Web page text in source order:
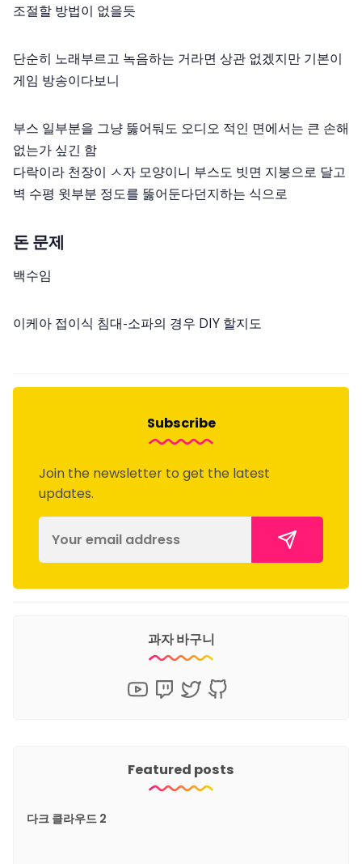
조절할 방법이 없을듯
단순히 노래부르고 녹음하는 거라면 상관 없겠지만 기본이
게임 방송이다보니
부스 일부분을 그냥 뚫어둬도 오디오 적인 면에서는 큰 손해
없는가 싶긴 함
다락이라 천장이 ㅅ자 모양이니 부스도 빗면 지붕으로 달고
벽 수평 윗부분 정도를 뚫어둔다던지하는 식으로
돈 문제
백수임
이케아 접이식 침대-소파의 경우 DIY 할지도
Subscribe
Join the newsletter to get the latest
updates.
과자 바구니
Featured posts
다크 클라우드 2